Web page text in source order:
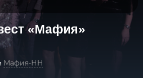
«Мафия»
Мафия-НН